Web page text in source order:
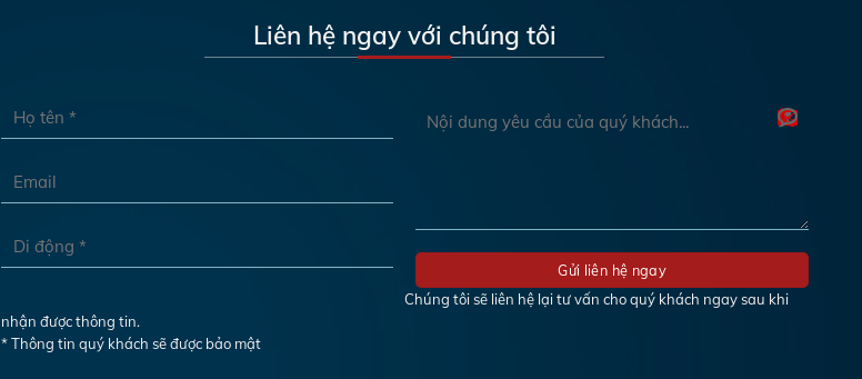
Liên hệ ngay với chúng tôi
Chúng tôi sẽ liên hệ lại tư vấn cho quý khách ngay sau khi
nhận được thông tin.
* Thông tin quý khách sẽ được bảo mật